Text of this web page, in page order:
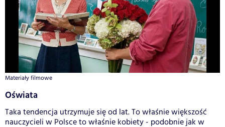
Materiały filmowe
Oświata
Taka tendencja utrzymuje się od lat. To właśnie większość
nauczycieli w Polsce to właśnie kobiety - podobnie jak w